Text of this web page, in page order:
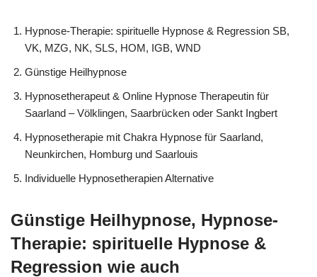
Hypnose-Therapie: spirituelle Hypnose & Regression SB,
VK, MZG, NK, SLS, HOM, IGB, WND
Günstige Heilhypnose
Hypnosetherapeut & Online Hypnose Therapeutin für
Saarland – Völklingen, Saarbrücken oder Sankt Ingbert
Hypnosetherapie mit Chakra Hypnose für Saarland,
Neunkirchen, Homburg und Saarlouis
Individuelle Hypnosetherapien Alternative
Günstige Heilhypnose, Hypnose-
Therapie: spirituelle Hypnose &
Regression wie auch